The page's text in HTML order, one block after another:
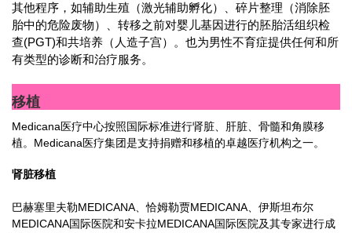
其他程序，如辅助生殖（激光辅助孵化）、碎片整理（消除胚
胎中的危险废物）、转移之前对婴儿基因进行的胚胎活组织检
查(PGT)和共培养（人造子宫）。也为男性不育症提供任何和所
有类型的诊断和治疗服务。
移植
Medicana医疗中心按照国际标准进行肾脏、肝脏、骨髓和角膜移
植。Medicana医疗集团是支持捐赠和移植的卓越医疗机构之一。
肾脏移植
巴赫塞里夫勒MEDICANA、恰姆勒贾MEDICANA、伊斯坦布尔
MEDICANA国际医院和安卡拉MEDICANA国际医院及其专家进行成